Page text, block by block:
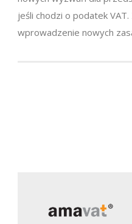
jeśli chodzi o podatek
wprowadzenie nowych